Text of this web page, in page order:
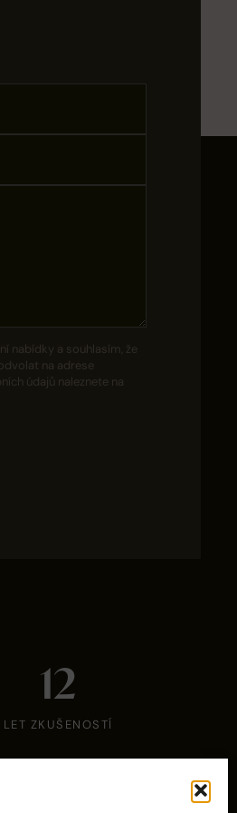
nabídky a souhlasím, že
na adrese
údajů naleznete na
12
LET ZKUŠENOSTÍ